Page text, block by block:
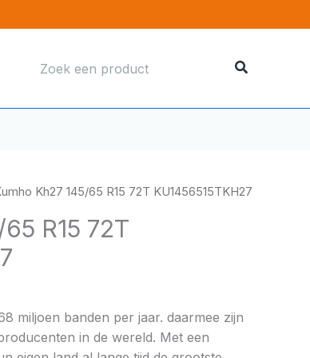
naar:
Kh27 145/65 R15 72T KU1456515TKH27
R15 72T
miljoen banden per jaar. daarmee zijn
in de wereld. Met een